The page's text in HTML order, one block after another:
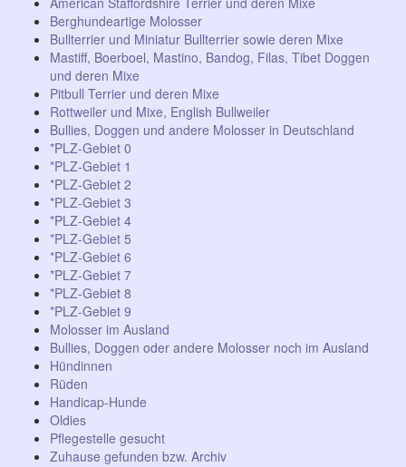
Berghundeartige Molosser
Bullterrier und Miniatur Bullterrier sowie deren Mixe
Mastiff, Boerboel, Mastino, Bandog, Filas, Tibet Doggen
und deren Mixe
Pitbull Terrier und deren Mixe
Rottweiler und Mixe, English Bullweiler
Bullies, Doggen und andere Molosser in Deutschland
*PLZ-Gebiet 0
*PLZ-Gebiet 1
*PLZ-Gebiet 2
*PLZ-Gebiet 3
*PLZ-Gebiet 4
*PLZ-Gebiet 5
*PLZ-Gebiet 6
*PLZ-Gebiet 7
*PLZ-Gebiet 8
*PLZ-Gebiet 9
Molosser im Ausland
Bullies, Doggen oder andere Molosser noch im Ausland
Hündinnen
Rüden
Handicap-Hunde
Oldies
Pflegestelle gesucht
Zuhause gefunden bzw. Archiv